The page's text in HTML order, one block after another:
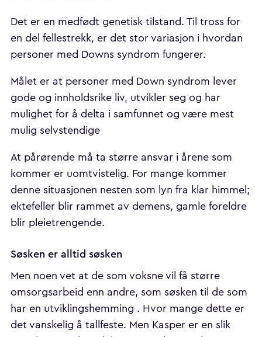
Det er en medfødt genetisk tilstand. Til tross for
en del fellestrekk, er det stor variasjon i hvordan
personer med Downs syndrom fungerer.
Målet er at personer med Down syndrom lever
gode og innholdsrike liv, utvikler seg og har
mulighet for å delta i samfunnet og være mest
mulig selvstendige
At pårørende må ta større ansvar i årene som
kommer er uomtvistelig. For mange kommer
denne situasjonen nesten som lyn fra klar himmel;
ektefeller blir rammet av demens, gamle foreldre
blir pleietrengende.
Søsken er alltid søsken
Men noen vet at de som voksne vil få større
omsorgsarbeid enn andre, som søsken til de som
har en utviklingshemming . Hvor mange dette er
det vanskelig å tallfeste. Men Kasper er en slik